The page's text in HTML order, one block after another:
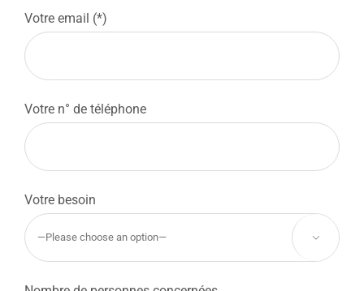
Votre email (*)
Votre n° de téléphone
Votre besoin
